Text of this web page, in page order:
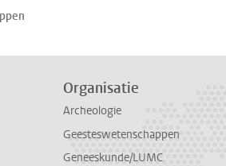
Organisatie
Archeologie
Geesteswetenschappen
Geneeskunde/LUMC